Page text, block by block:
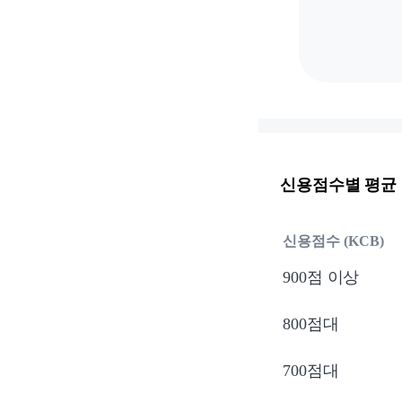
신용점수별 평균
신용점수 (KCB)
900점 이상
800점대
700점대